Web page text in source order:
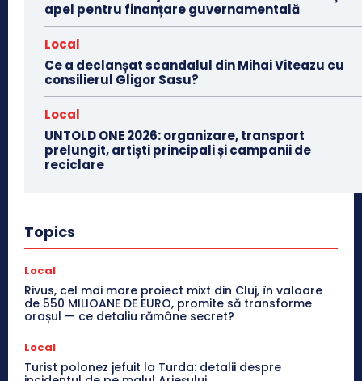
apel pentru finanțare guvernamentală
Local
Ce a declanșat scandalul din Mihai Viteazu cu
consilierul Gligor Sasu?
Local
UNTOLD ONE 2026: organizare, transport
prelungit, artiști principali și campanii de
reciclare
Topics
Local
Rivus, cel mai mare proiect mixt din Cluj, în valoare
de 550 MILIOANE DE EURO, promite să transforme
orașul — ce detaliu rămâne secret?
Local
Turist polonez jefuit la Turda: detalii despre